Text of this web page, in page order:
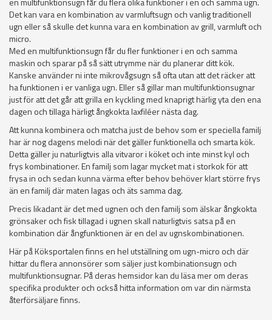
Det kan vara en kombination av varmluftsugn och vanlig traditionell
ugn eller så skulle det kunna vara en kombination av grill, varmluft och
micro.
Med en multifunktionsugn får du fler funktioner i en och samma
maskin och sparar på så sätt utrymme när du planerar ditt kök.
Kanske använder ni inte mikrovågsugn så ofta utan att det räcker att
ha funktionen i er vanliga ugn. Eller så gillar man multifunktionsugnar
just för att det går att grilla en kyckling med knaprigt härlig yta den ena
dagen och tillaga härligt ångkokta laxfiléer nästa dag.
Att kunna kombinera och matcha just de behov som er speciella familj
har är nog dagens melodi när det gäller funktionella och smarta kök.
Detta gäller ju naturligtvis alla vitvaror i köket och inte minst kyl och
frys kombinationer. En familj som lagar mycket mat i storkok för att
frysa in och sedan kunna värma efter behov behöver klart större frys
än en familj där maten lagas och äts samma dag.
Precis likadant är det med ugnen och den familj som älskar ångkokta
grönsaker och fisk tillagad i ugnen skall naturligtvis satsa på en
kombination där ångfunktionen är en del av ugnskombinationen.
Här på Köksportalen finns en hel utställning om ugn-micro och där
hittar du flera annonsörer som säljer just kombinationsugn och
multifunktionsugnar. På deras hemsidor kan du läsa mer om deras
specifika produkter och också hitta information om var din närmsta
återförsäljare finns.